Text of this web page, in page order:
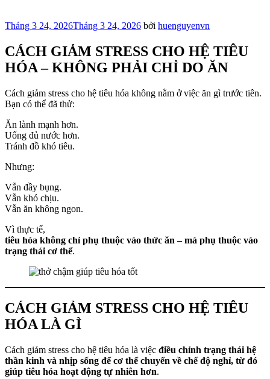
Đăng
Tháng 3 24, 2026Tháng 3 24, 2026 bởi huenguyenvn
CÁCH GIẢM STRESS CHO HỆ TIÊU
HÓA – KHÔNG PHẢI CHỈ DO ĂN
Cách giảm stress cho hệ tiêu hóa không nằm ở việc ăn gì trước tiên.
Bạn có thể đã thử:
Ăn lành mạnh hơn.
Uống đủ nước hơn.
Tránh đồ khó tiêu.
Nhưng:
Vẫn đầy bụng.
Vẫn khó chịu.
Vẫn ăn không ngon.
Vì thực tế,
tiêu hóa không chỉ phụ thuộc vào thức ăn – mà phụ thuộc vào
trạng thái cơ thể.
CÁCH GIẢM STRESS CHO HỆ TIÊU
HÓA LÀ GÌ
Cách giảm stress cho hệ tiêu hóa là việc điều chỉnh trạng thái hệ
thần kinh và nhịp sống để cơ thể chuyển về chế độ nghỉ, từ đó
giúp tiêu hóa hoạt động tự nhiên hơn.